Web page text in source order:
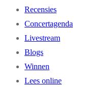
Recensies
Concertagenda
Livestream
Blogs
Winnen
Lees online